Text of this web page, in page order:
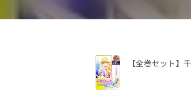
【全巻セット】